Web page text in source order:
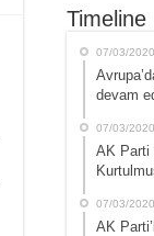
Timeline
07/03/2020
devam
07/03/2020
AK Parti
07/03/2020
AK